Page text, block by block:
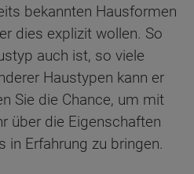
bekannten Hausformen
dies explizit wollen. So
auch ist, so viele
Haustypen kann er
Sie die Chance, um mit
über die Eigenschaften
in Erfahrung zu bringen.